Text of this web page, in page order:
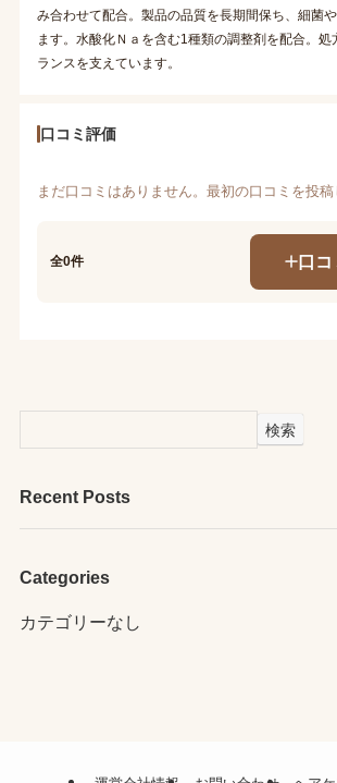
み合わせて配合。製品の品質を長期間保ち、細菌
ます。水酸化Ｎａを含む1種類の調整剤を配合。
ランスを支えています。
口コミ評価
まだ口コミはありません。最初の口コミを投
全0件 口コ
検索
Recent Posts
Categories
カテゴリーなし